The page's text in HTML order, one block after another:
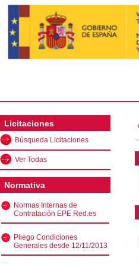
Licitaciones
Búsqueda Licitaciones
Ver Todas
Normativa
Normas Internas de
Contratación EPE Red.es
Pliego Condiciones
Generales desde 12/11/2013